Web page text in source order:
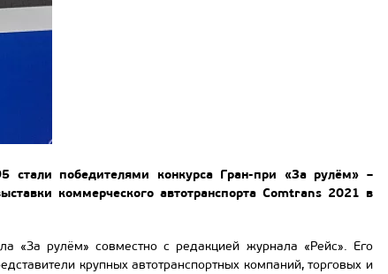
победителями конкурса Гран-при «За рулём» –
коммерческого автотранспорта Comtrans 2021 в
«За рулём» совместно с редакцией журнала «Рейс». Его
крупных автотранспортных компаний, торговых и